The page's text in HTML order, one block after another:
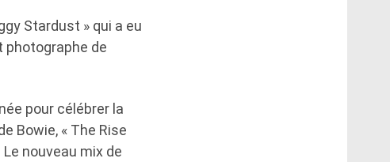
Stardust » qui a eu
photographe de
pour célébrer la
Bowie, « The Rise
nouveau mix de